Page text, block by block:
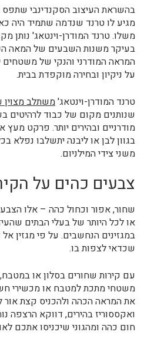
בהשראת העיצוב הסקנדינבי שתפס
מגיע לו טרנד שנדמה שתמיד היה
משלו. טרנד המודרן-וינטאג' נותן
בעיקר משנות השבעים של המאה
המראה המודרני והנקי של משטחים
על ניקיון ובחירה מוקפדת בבית.
טרנד המודרן-וינטאג'משתלב מצוין
שנותנים מקום של כבוד לרהיטים
מודרניים ובהירים יותר. פרקט מעץ
בגוון לבן או ליבנה יתשלבו נפלא
משני צידי המילניום.
צבעים כהים על
שחור, אפור וכחול כהה – אלו
או לכל היותר של בעלי הבתים
במגזינים הנחשבים. על פי מגזין
שכדאי לצפות בו.
עם קירות שחורים בסלון או במטבח,
משטחי מתכת למטבח או מכשירי
את המראה הכהה ולהכניס קצת אור
ואקססוריז בהירים, דווקא הרצפה
חום כהה ומהגוני שיכניסו אתכם